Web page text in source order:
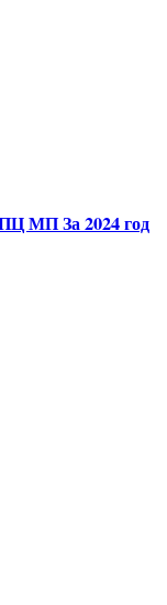
МП За 2024 год